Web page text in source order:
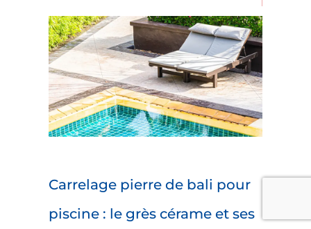
Carrelage pierre de bali pour
piscine : le grès cérame et ses